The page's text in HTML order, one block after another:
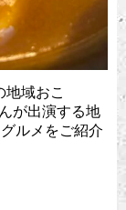
域おこ
が出演する地
ルメをご紹介